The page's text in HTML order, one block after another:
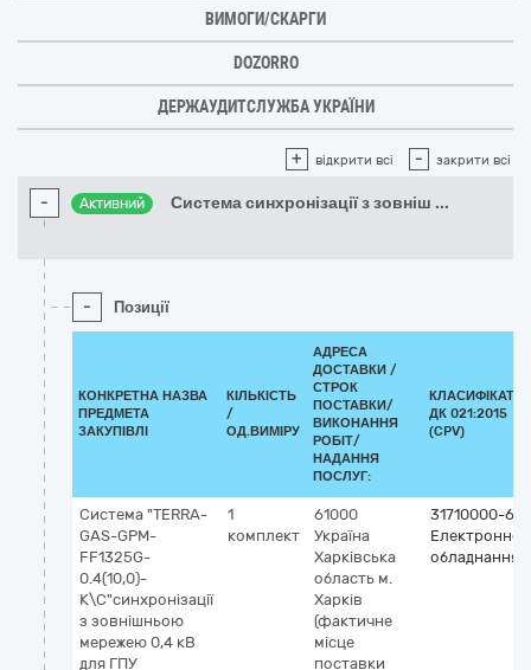
ВИМОГИ/СКАРГИ
DOZORRO
ДЕРЖАУДИТСЛУЖБА УКРАЇНИ
+ відкрити всі - закрити всі
- Активний Система синхронізації з зовніш ...
- Позиції
КОНКРЕТНА НАЗВА
ПРЕДМЕТА
ЗАКУПІВЛІ
КІЛЬКІСТЬ
/
ОД.ВИМІРУ
АДРЕСА
ДОСТАВКИ /
СТРОК
ПОСТАВКИ/
ВИКОНАННЯ
РОБІТ/
НАДАННЯ
ПОСЛУГ:
ДК 021:2015
(CPV)
Система "TERRA-
GAS-GPM-
FF1325G-
0.4(10,0)-
К\С"синхронізації
з зовнішньою
мережею 0,4 кВ
для ГПУ
1
комплект
61000
Україна
Харківська
область м.
Харків
(фактичне
місце
поставки
31710000-6
Електронне
обладнання